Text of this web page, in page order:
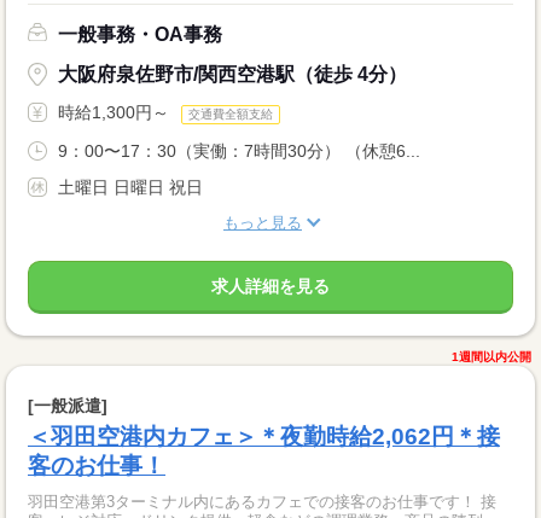
一般事務・OA事務
大阪府泉佐野市/関西空港駅（徒歩 4分）
時給1,300円～ 交通費全額支給
9：00〜17：30（実働：7時間30分） （休憩6...
土曜日 日曜日 祝日
もっと見る
求人詳細を見る
1週間以内公開
[一般派遣]
＜羽田空港内カフェ＞＊夜勤時給2,062円＊接
客のお仕事！
羽田空港第3ターミナル内にあるカフェでの接客のお仕事です！ 接